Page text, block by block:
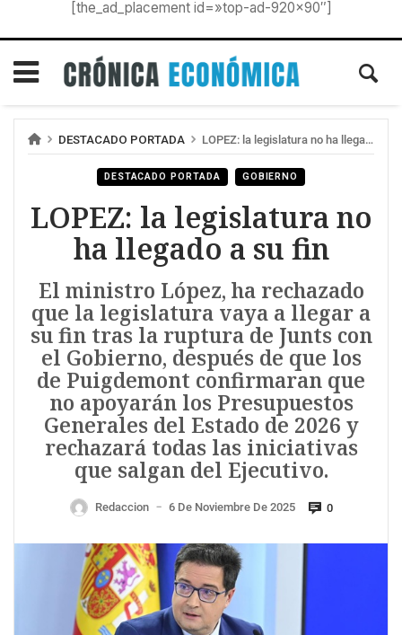
[the_ad_placement id=»top-ad-920×90″]
DESTACADO PORTADA LOPEZ: la legislatura no ha llegado a su fin
DESTACADO PORTADA GOBIERNO
LOPEZ: la legislatura no
ha llegado a su fin
El ministro López, ha rechazado
que la legislatura vaya a llegar a
su fin tras la ruptura de Junts con
el Gobierno, después de que los
de Puigdemont confirmaran que
no apoyarán los Presupuestos
Generales del Estado de 2026 y
rechazará todas las iniciativas
que salgan del Ejecutivo.
Redaccion — 6 De Noviembre De 2025 0